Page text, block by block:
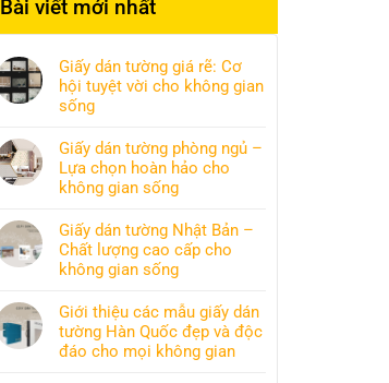
Bài viết mới nhất
Giấy dán tường giá rẽ: Cơ
hội tuyệt vời cho không gian
sống
Giấy dán tường phòng ngủ –
Lựa chọn hoàn hảo cho
không gian sống
Giấy dán tường Nhật Bản –
Chất lượng cao cấp cho
không gian sống
Giới thiệu các mẫu giấy dán
tường Hàn Quốc đẹp và độc
đáo cho mọi không gian